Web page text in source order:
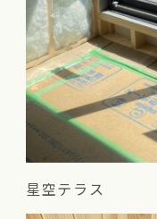
星空テラス